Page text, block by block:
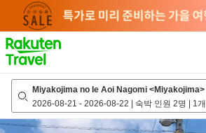
page
Miyakojima no Ie Aoi Nagomi <Miyakojima>
2026-08-21 - 2026-08-22 | 숙박 인원 2명 | 1개